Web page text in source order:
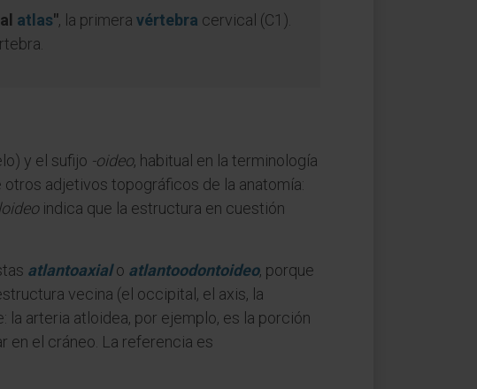
atlas", la primera vértebra cervical (C1).
y el sufijo -oideo, habitual en la terminología
adjetivos topográficos de la anatomía:
indica que la estructura en cuestión
atlantoaxialo atlantoodontoideo, porque
vecina (el occipital, el axis, la
la arteria atloidea, por ejemplo, es la porción
en el cráneo. La referencia es